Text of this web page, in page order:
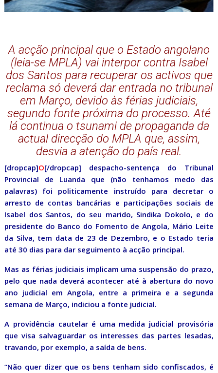
A acção principal que o Estado angolano
(leia-se MPLA) vai interpor contra Isabel
dos Santos para recuperar os activos que
reclama só deverá dar entrada no tribunal
em Março, devido às férias judiciais,
segundo fonte próxima do processo. Até
lá continua o tsunami de propaganda da
actual direcção do MPLA que, assim,
desvia a atenção do país real.
[dropcap]O[/dropcap] despacho-sentença do Tribunal
Provincial de Luanda que (não tenhamos medo das
palavras) foi politicamente instruído para decretar o
arresto de contas bancárias e participações sociais de
Isabel dos Santos, do seu marido, Sindika Dokolo, e do
presidente do Banco do Fomento de Angola, Mário Leite
da Silva, tem data de 23 de Dezembro, e o Estado teria
até 30 dias para dar seguimento à acção principal.
Mas as férias judiciais implicam uma suspensão do prazo,
pelo que nada deverá acontecer até à abertura do novo
ano judicial em Angola, entre a primeira e a segunda
semana de Março, indiciou a fonte judicial.
A providência cautelar é uma medida judicial provisória
que visa salvaguardar os interesses das partes lesadas,
travando, por exemplo, a saída de bens.
“Não quer dizer que os bens tenham sido confiscados, é